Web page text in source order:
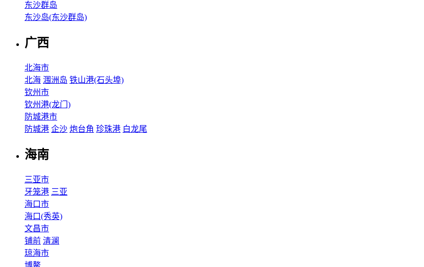
东沙群岛
东沙岛(东沙群岛)
广西
北海市
北海 涠洲岛 铁山港(石头埠)
钦州市
钦州港(龙门)
防城港市
防城港 企沙 炮台角 珍珠港 白龙尾
海南
三亚市
牙笼港 三亚
海口市
海口(秀英)
文昌市
铺前 清澜
琼海市
博鳌